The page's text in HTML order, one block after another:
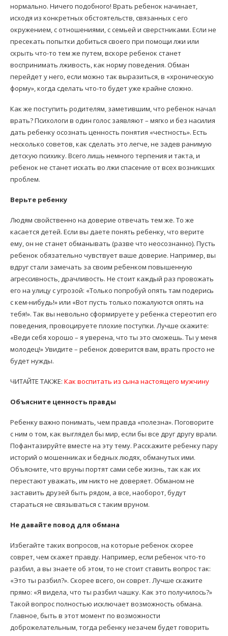
нормально. Ничего подобного! Врать ребенок начинает,
исходя из конкретных обстоятельств, связанных с его
окружением, с отношениями, с семьей и сверстниками. Если не
пресекать попытки добиться своего при помощи лжи или
скрыть что-то тем же путем, вскоре ребенок станет
воспринимать лживость, как норму поведения. Обман
перейдет у него, если можно так выразиться, в «хроническую
форму», когда сделать что-то будет уже крайне сложно.
Как же поступить родителям, заметившим, что ребенок начал
врать? Психологи в один голос заявляют – мягко и без насилия
дать ребенку осознать ценность понятия «честность». Есть
несколько советов, как сделать это легче, не задев ранимую
детскую психику. Всего лишь немного терпения и такта, и
ребенок не станет искать во лжи спасение от всех возникших
проблем.
Верьте ребенку
Людям свойственно на доверие отвечать тем же. То же
касается детей. Если вы даете понять ребенку, что верите
ему, он не станет обманывать (разве что неосознанно). Пусть
ребенок обязательно чувствует ваше доверие. Например, вы
вдруг стали замечать за своим ребенком повышенную
агрессивность, драчливость. Не стоит каждый раз провожать
его на улицу с угрозой: «Только попробуй опять там подерись
с кем-нибудь!» или «Вот пусть только пожалуются опять на
тебя!». Так вы невольно сформируете у ребенка стереотип его
поведения, провоцируете плохие поступки. Лучше скажите:
«Веди себя хорошо – я уверена, что ты это сможешь. Ты у меня
молодец!» Увидите – ребенок доверится вам, врать просто не
будет нужды.
ЧИТАЙТЕ ТАКЖЕ: Как воспитать из сына настоящего мужчину
Объясните ценность правды
Ребенку важно понимать, чем правда «полезна». Поговорите
с ним о том, как выглядел бы мир, если бы все друг другу врали.
Пофантазируйте вместе на эту тему. Расскажите ребенку пару
историй о мошенниках и бедных людях, обманутых ими.
Объясните, что вруны портят сами себе жизнь, так как их
перестают уважать, им никто не доверяет. Обманом не
заставить друзей быть рядом, а все, наоборот, будут
стараться не связываться с таким вруном.
Не давайте повод для обмана
Избегайте таких вопросов, на которые ребенок скорее
соврет, чем скажет правду. Например, если ребенок что-то
разбил, а вы знаете об этом, то не стоит ставить вопрос так:
«Это ты разбил?». Скорее всего, он соврет. Лучше скажите
прямо: «Я видела, что ты разбил чашку. Как это получилось?»
Такой вопрос полностью исключает возможность обмана.
Главное, быть в этот момент по возможности
доброжелательным, тогда ребенку незачем будет говорить